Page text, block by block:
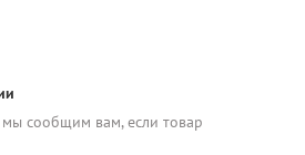
сообщим вам, если товар